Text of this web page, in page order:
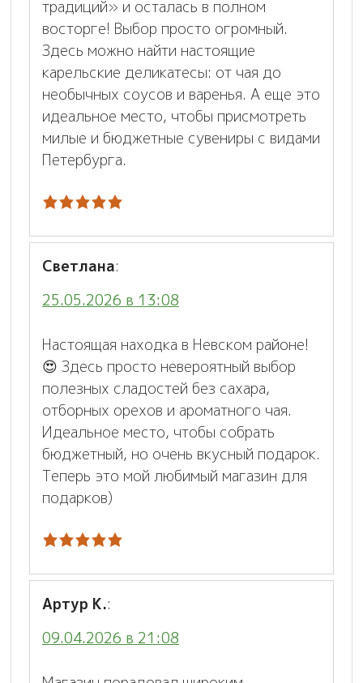
традиций» и осталась в полном
восторге! Выбор просто огромный.
Здесь можно найти настоящие
карельские деликатесы: от чая до
необычных соусов и варенья. А еще это
идеальное место, чтобы присмотреть
милые и бюджетные сувениры с видами
Петербурга.
Светлана:
25.05.2026 в 13:08
Настоящая находка в Невском районе!
😍 Здесь просто невероятный выбор
полезных сладостей без сахара,
отборных орехов и ароматного чая.
Идеальное место, чтобы собрать
бюджетный, но очень вкусный подарок.
Теперь это мой любимый магазин для
подарков)
Артур К.:
09.04.2026 в 21:08